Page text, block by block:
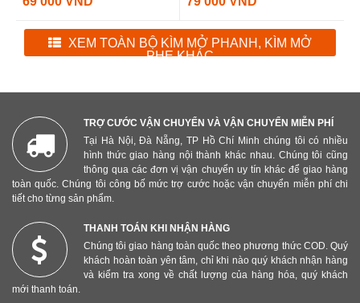
XEM TOÀN BỘ KÌM MỞ PHANH, KÌM MỞ
PHE KHÁC
TRỢ CƯỚC VẬN CHUYỂN VÀ VẬN CHUYỂN MIỄN PHÍ
Tại Hà Nội, Đà Nẵng, TP Hồ Chí Minh chúng tôi có nhiều
hình thức giao hàng nội thành khác nhau. Chúng tôi cũng
thông qua các đơn vị vận chuyển uy tín khác để giao hàng
toàn quốc. Chúng tôi công bố mức trợ cước hoặc vận chuyển miễn phí chi
tiết cho từng sản phẩm.
THANH TOÁN KHI NHẬN HÀNG
Chúng tôi giao hàng toàn quốc theo phương thức COD. Quý
khách hoàn toàn yên tâm, chỉ khi nào quý khách nhận hàng
và kiểm tra xong về chất lượng của hàng hóa, quý khách
mới thanh toán.